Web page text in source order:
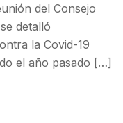
del Consejo
detalló
la Covid-19
el año pasado […]